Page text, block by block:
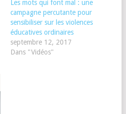
Les mots qui font mal : une
campagne percutante pour
sensibiliser sur les violences
éducatives ordinaires
septembre 12, 2017
Dans "Vidéos"